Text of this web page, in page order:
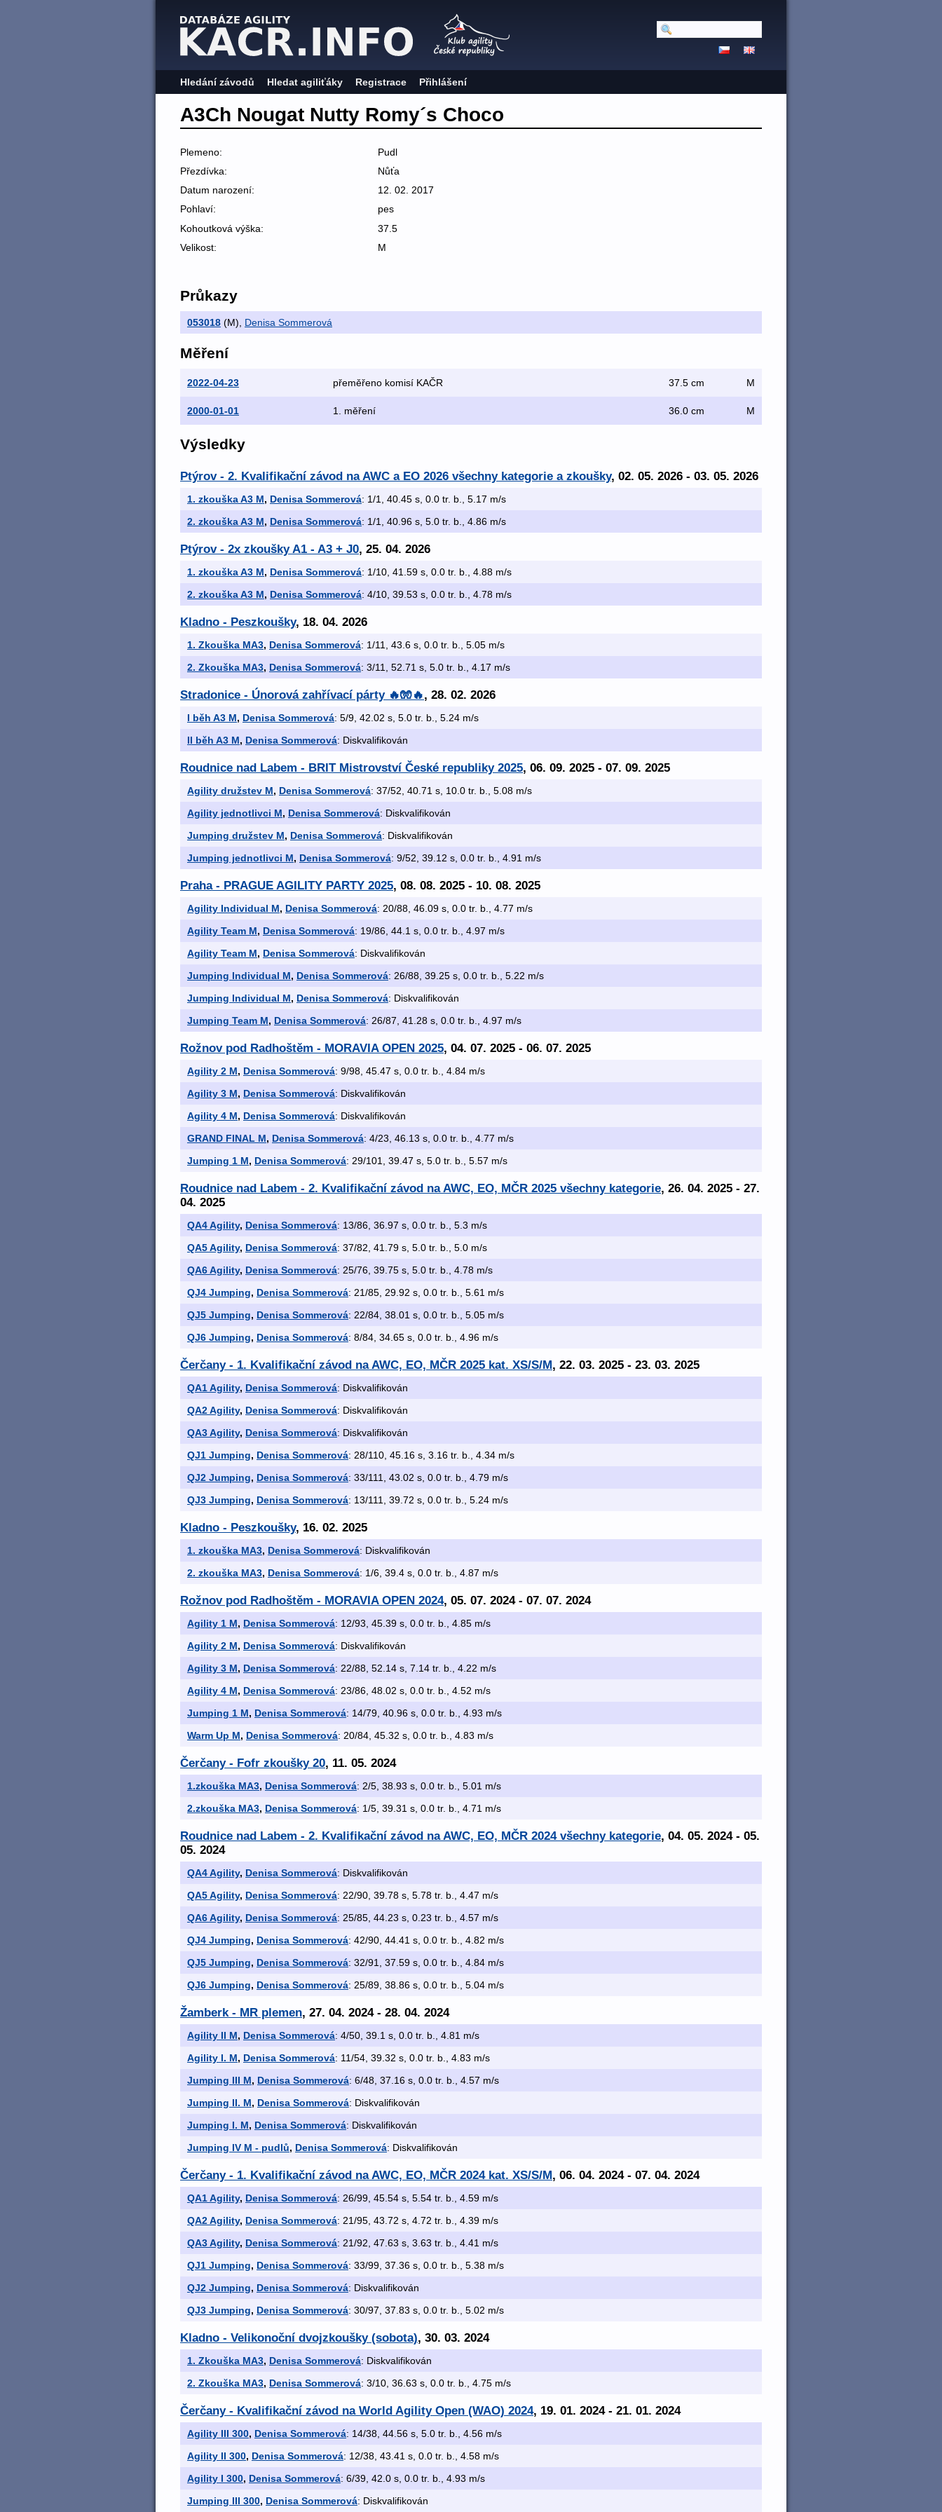
Hledání závodů Hledat agiliťáky Registrace Přihlášení
A3Ch Nougat Nutty Romy´s Choco
Plemeno:
Pudl
Přezdívka:
Nůťa
Datum narození:
12. 02. 2017
Pohlaví:
pes
Kohoutková výška:
37.5
Velikost:
M
Průkazy
053018 (M), Denisa Sommerová
Měření
2022-04-23 přeměřeno komisí KAČR 37.5 cm M
2000-01-01 1. měření 36.0 cm M
Výsledky
Ptýrov - 2. Kvalifikační závod na AWC a EO 2026 všechny kategorie a zkoušky, 02. 05. 2026 - 03. 05. 2026
1. zkouška A3 M, Denisa Sommerová: 1/1, 40.45 s, 0.0 tr. b., 5.17 m/s
2. zkouška A3 M, Denisa Sommerová: 1/1, 40.96 s, 5.0 tr. b., 4.86 m/s
Ptýrov - 2x zkoušky A1 - A3 + J0, 25. 04. 2026
1. zkouška A3 M, Denisa Sommerová: 1/10, 41.59 s, 0.0 tr. b., 4.88 m/s
2. zkouška A3 M, Denisa Sommerová: 4/10, 39.53 s, 0.0 tr. b., 4.78 m/s
Kladno - Peszkoušky, 18. 04. 2026
1. Zkouška MA3, Denisa Sommerová: 1/11, 43.6 s, 0.0 tr. b., 5.05 m/s
2. Zkouška MA3, Denisa Sommerová: 3/11, 52.71 s, 5.0 tr. b., 4.17 m/s
Stradonice - Únorová zahřívací párty 🔥🧤🔥, 28. 02. 2026
I běh A3 M, Denisa Sommerová: 5/9, 42.02 s, 5.0 tr. b., 5.24 m/s
II běh A3 M, Denisa Sommerová: Diskvalifikován
Roudnice nad Labem - BRIT Mistrovství České republiky 2025, 06. 09. 2025 - 07. 09. 2025
Agility družstev M, Denisa Sommerová: 37/52, 40.71 s, 10.0 tr. b., 5.08 m/s
Agility jednotlivci M, Denisa Sommerová: Diskvalifikován
Jumping družstev M, Denisa Sommerová: Diskvalifikován
Jumping jednotlivci M, Denisa Sommerová: 9/52, 39.12 s, 0.0 tr. b., 4.91 m/s
Praha - PRAGUE AGILITY PARTY 2025, 08. 08. 2025 - 10. 08. 2025
Agility Individual M, Denisa Sommerová: 20/88, 46.09 s, 0.0 tr. b., 4.77 m/s
Agility Team M, Denisa Sommerová: 19/86, 44.1 s, 0.0 tr. b., 4.97 m/s
Agility Team M, Denisa Sommerová: Diskvalifikován
Jumping Individual M, Denisa Sommerová: 26/88, 39.25 s, 0.0 tr. b., 5.22 m/s
Jumping Individual M, Denisa Sommerová: Diskvalifikován
Jumping Team M, Denisa Sommerová: 26/87, 41.28 s, 0.0 tr. b., 4.97 m/s
Rožnov pod Radhoštěm - MORAVIA OPEN 2025, 04. 07. 2025 - 06. 07. 2025
Agility 2 M, Denisa Sommerová: 9/98, 45.47 s, 0.0 tr. b., 4.84 m/s
Agility 3 M, Denisa Sommerová: Diskvalifikován
Agility 4 M, Denisa Sommerová: Diskvalifikován
GRAND FINAL M, Denisa Sommerová: 4/23, 46.13 s, 0.0 tr. b., 4.77 m/s
Jumping 1 M, Denisa Sommerová: 29/101, 39.47 s, 5.0 tr. b., 5.57 m/s
Roudnice nad Labem - 2. Kvalifikační závod na AWC, EO, MČR 2025 všechny kategorie, 26. 04. 2025 - 27.
04. 2025
QA4 Agility, Denisa Sommerová: 13/86, 36.97 s, 0.0 tr. b., 5.3 m/s
QA5 Agility, Denisa Sommerová: 37/82, 41.79 s, 5.0 tr. b., 5.0 m/s
QA6 Agility, Denisa Sommerová: 25/76, 39.75 s, 5.0 tr. b., 4.78 m/s
QJ4 Jumping, Denisa Sommerová: 21/85, 29.92 s, 0.0 tr. b., 5.61 m/s
QJ5 Jumping, Denisa Sommerová: 22/84, 38.01 s, 0.0 tr. b., 5.05 m/s
QJ6 Jumping, Denisa Sommerová: 8/84, 34.65 s, 0.0 tr. b., 4.96 m/s
Čerčany - 1. Kvalifikační závod na AWC, EO, MČR 2025 kat. XS/S/M , 22. 03. 2025 - 23. 03. 2025
QA1 Agility, Denisa Sommerová: Diskvalifikován
QA2 Agility, Denisa Sommerová: Diskvalifikován
QA3 Agility, Denisa Sommerová: Diskvalifikován
QJ1 Jumping, Denisa Sommerová: 28/110, 45.16 s, 3.16 tr. b., 4.34 m/s
QJ2 Jumping, Denisa Sommerová: 33/111, 43.02 s, 0.0 tr. b., 4.79 m/s
QJ3 Jumping, Denisa Sommerová: 13/111, 39.72 s, 0.0 tr. b., 5.24 m/s
Kladno - Peszkoušky, 16. 02. 2025
1. zkouška MA3, Denisa Sommerová: Diskvalifikován
2. zkouška MA3, Denisa Sommerová: 1/6, 39.4 s, 0.0 tr. b., 4.87 m/s
Rožnov pod Radhoštěm - MORAVIA OPEN 2024, 05. 07. 2024 - 07. 07. 2024
Agility 1 M, Denisa Sommerová: 12/93, 45.39 s, 0.0 tr. b., 4.85 m/s
Agility 2 M, Denisa Sommerová: Diskvalifikován
Agility 3 M, Denisa Sommerová: 22/88, 52.14 s, 7.14 tr. b., 4.22 m/s
Agility 4 M, Denisa Sommerová: 23/86, 48.02 s, 0.0 tr. b., 4.52 m/s
Jumping 1 M, Denisa Sommerová: 14/79, 40.96 s, 0.0 tr. b., 4.93 m/s
Warm Up M, Denisa Sommerová: 20/84, 45.32 s, 0.0 tr. b., 4.83 m/s
Čerčany - Fofr zkoušky 20, 11. 05. 2024
1.zkouška MA3, Denisa Sommerová: 2/5, 38.93 s, 0.0 tr. b., 5.01 m/s
2.zkouška MA3, Denisa Sommerová: 1/5, 39.31 s, 0.0 tr. b., 4.71 m/s
Roudnice nad Labem - 2. Kvalifikační závod na AWC, EO, MČR 2024 všechny kategorie, 04. 05. 2024 - 05.
05. 2024
QA4 Agility, Denisa Sommerová: Diskvalifikován
QA5 Agility, Denisa Sommerová: 22/90, 39.78 s, 5.78 tr. b., 4.47 m/s
QA6 Agility, Denisa Sommerová: 25/85, 44.23 s, 0.23 tr. b., 4.57 m/s
QJ4 Jumping, Denisa Sommerová: 42/90, 44.41 s, 0.0 tr. b., 4.82 m/s
QJ5 Jumping, Denisa Sommerová: 32/91, 37.59 s, 0.0 tr. b., 4.84 m/s
QJ6 Jumping, Denisa Sommerová: 25/89, 38.86 s, 0.0 tr. b., 5.04 m/s
Žamberk - MR plemen, 27. 04. 2024 - 28. 04. 2024
Agility II M, Denisa Sommerová: 4/50, 39.1 s, 0.0 tr. b., 4.81 m/s
Agility I. M, Denisa Sommerová: 11/54, 39.32 s, 0.0 tr. b., 4.83 m/s
Jumping III M, Denisa Sommerová: 6/48, 37.16 s, 0.0 tr. b., 4.57 m/s
Jumping II. M, Denisa Sommerová: Diskvalifikován
Jumping I. M, Denisa Sommerová: Diskvalifikován
Jumping IV M - pudlů, Denisa Sommerová: Diskvalifikován
Čerčany - 1. Kvalifikační závod na AWC, EO, MČR 2024 kat. XS/S/M , 06. 04. 2024 - 07. 04. 2024
QA1 Agility, Denisa Sommerová: 26/99, 45.54 s, 5.54 tr. b., 4.59 m/s
QA2 Agility, Denisa Sommerová: 21/95, 43.72 s, 4.72 tr. b., 4.39 m/s
QA3 Agility, Denisa Sommerová: 21/92, 47.63 s, 3.63 tr. b., 4.41 m/s
QJ1 Jumping, Denisa Sommerová: 33/99, 37.36 s, 0.0 tr. b., 5.38 m/s
QJ2 Jumping, Denisa Sommerová: Diskvalifikován
QJ3 Jumping, Denisa Sommerová: 30/97, 37.83 s, 0.0 tr. b., 5.02 m/s
Kladno - Velikonoční dvojzkoušky (sobota), 30. 03. 2024
1. Zkouška MA3, Denisa Sommerová: Diskvalifikován
2. Zkouška MA3, Denisa Sommerová: 3/10, 36.63 s, 0.0 tr. b., 4.75 m/s
Čerčany - Kvalifikační závod na World Agility Open (WAO) 2024, 19. 01. 2024 - 21. 01. 2024
Agility III 300, Denisa Sommerová: 14/38, 44.56 s, 5.0 tr. b., 4.56 m/s
Agility II 300, Denisa Sommerová: 12/38, 43.41 s, 0.0 tr. b., 4.58 m/s
Agility I 300, Denisa Sommerová: 6/39, 42.0 s, 0.0 tr. b., 4.93 m/s
Jumping III 300, Denisa Sommerová: Diskvalifikován